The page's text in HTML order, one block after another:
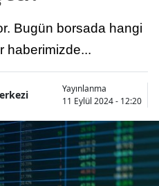
Bugün borsada hangi
haberimizde...
Yayınlanma
11 Eylül 2024 - 12:20